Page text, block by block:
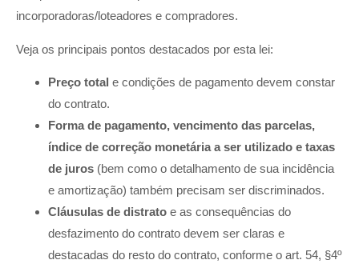
incorporadoras/loteadores e compradores.
Veja os principais pontos destacados por esta lei:
Preço total e condições de pagamento devem constar
do contrato.
Forma de pagamento, vencimento das parcelas,
índice de correção monetária a ser utilizado e taxas
de juros (bem como o detalhamento de sua incidência
e amortização) também precisam ser discriminados.
Cláusulas de distrato e as consequências do
desfazimento do contrato devem ser claras e
destacadas do resto do contrato, conforme o art. 54, §4º